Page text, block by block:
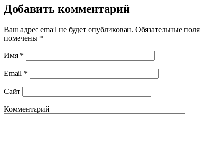
Добавить комментарий
Ваш адрес email не будет опубликован. Обязательные поля
помечены *
Имя *
Email *
Сайт
Комментарий